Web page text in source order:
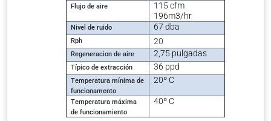
Flujo de aire
115 cfm
196m3/hr
Nivel de ruido 67 dba
Rph 20
Regeneracion de aire 2,75 pulgadas
Típico de extracción 36 ppd
Temperatura mínima de
funcionamento
20º C
Temperatura máxima
de funcionamiento
40º C